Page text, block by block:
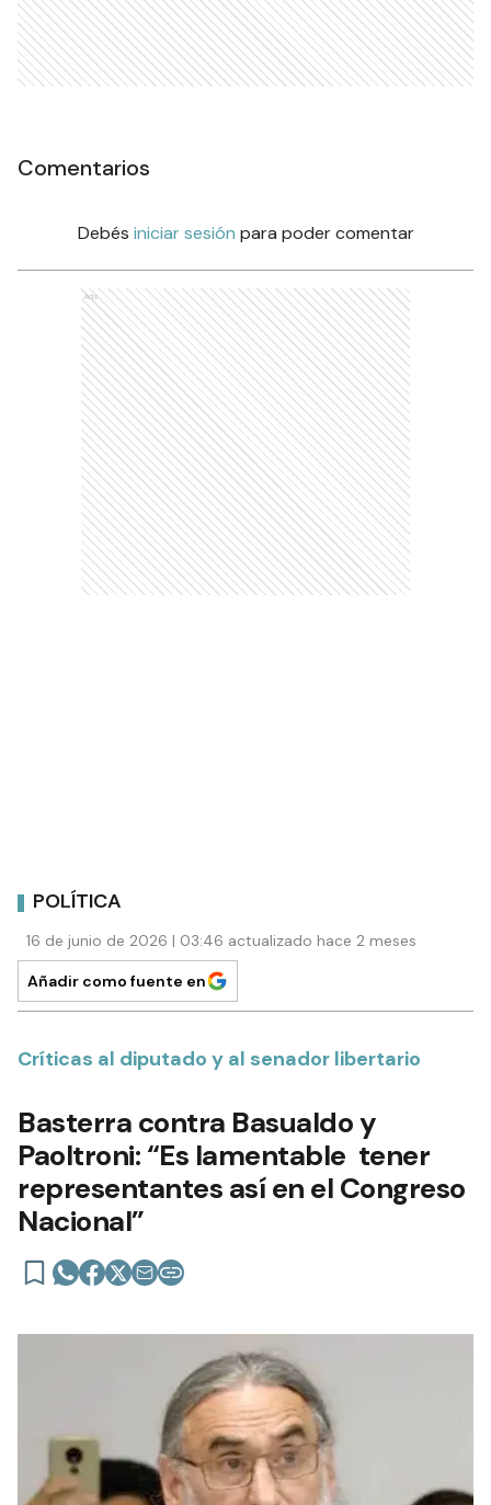
Comentarios
Debés iniciar sesión para poder comentar
Ads
POLÍTICA
16 de junio de 2026 | 03:46 actualizado hace 2 meses
Añadir como fuente en
Críticas al diputado y al senador libertario
Basterra contra Basualdo y
Paoltroni: “Es lamentable tener
representantes así en el Congreso
Nacional”